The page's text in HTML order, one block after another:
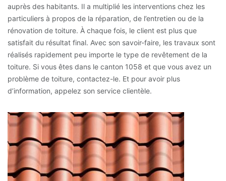
auprès des habitants. Il a multiplié les interventions chez les
particuliers à propos de la réparation, de l’entretien ou de la
rénovation de toiture. À chaque fois, le client est plus que
satisfait du résultat final. Avec son savoir-faire, les travaux sont
réalisés rapidement peu importe le type de revêtement de la
toiture. Si vous êtes dans le canton 1058 et que vous avez un
problème de toiture, contactez-le. Et pour avoir plus
d’information, appelez son service clientèle.